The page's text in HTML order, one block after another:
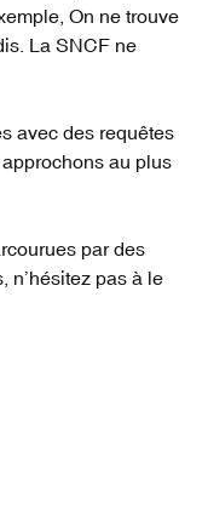
On ne trouve
La SNCF ne
avec des requêtes
au plus
par des
n’hésitez pas à le